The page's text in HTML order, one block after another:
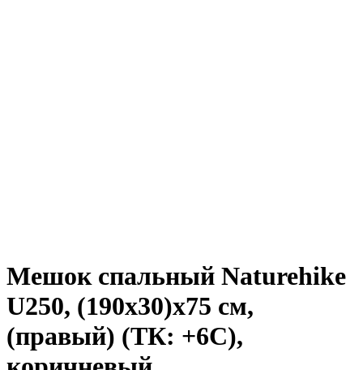
Мешок спальный Naturehike
U250, (190х30)х75 см,
(правый) (ТК: +6C),